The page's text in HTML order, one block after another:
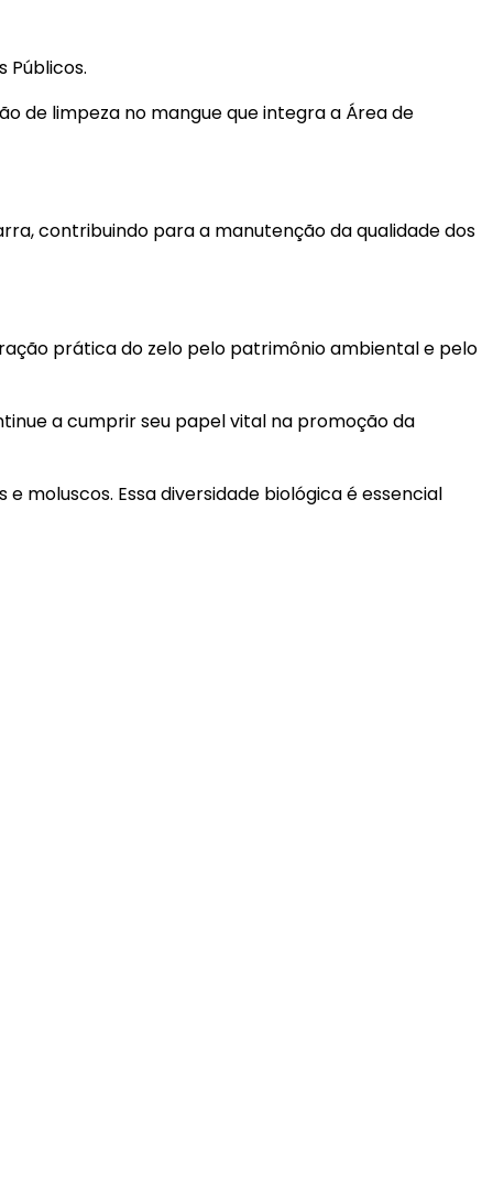
Públicos.
de limpeza no mangue que integra a Área de
contribuindo para a manutenção da qualidade dos
prática do zelo pelo patrimônio ambiental e pelo
a cumprir seu papel vital na promoção da
moluscos. Essa diversidade biológica é essencial